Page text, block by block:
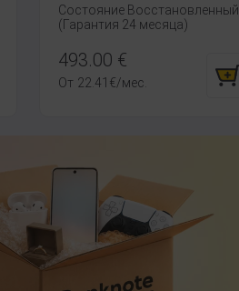
Состояние Восстановленный
(Гарантия 24 месяца)
493.00 €
От 22.41 €/мес.